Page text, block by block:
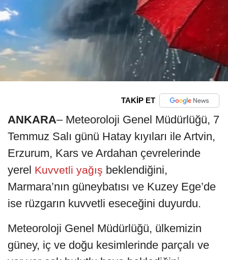
TAKİP ET
ANKARA– Meteoroloji Genel Müdürlüğü, 7
Temmuz Salı günü Hatay kıyıları ile Artvin,
Erzurum, Kars ve Ardahan çevrelerinde
yerel Kuvvetli yağış beklendiğini,
Marmara’nın güneybatısı ve Kuzey Ege’de
ise rüzgarın kuvvetli eseceğini duyurdu.
Meteoroloji Genel Müdürlüğü, ülkemizin
güney, iç ve doğu kesimlerinde parçalı ve